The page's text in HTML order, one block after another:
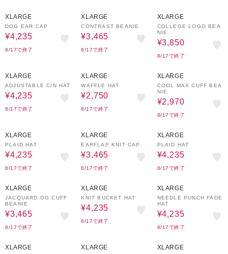
XLARGE
DOG EAR CAP
¥4,235
8/17で終了
XLARGE
CONTRAST BEANIE
¥3,465
8/17で終了
XLARGE
COLLEGE LOGO BEA
NIE
¥3,850
8/17で終了
XLARGE
ADJUSTABLE C/N HAT
¥4,235
8/17で終了
XLARGE
WAFFLE HAT
¥2,750
8/17で終了
XLARGE
COOL MAX CUFF BEA
NIE
¥2,970
8/17で終了
XLARGE
PLAID HAT
¥4,235
8/17で終了
XLARGE
EARFLAP KNIT CAP
¥3,465
8/17で終了
XLARGE
PLAID HAT
¥4,235
8/17で終了
XLARGE
JACQUARD OG CUFF
BEANIE
¥3,465
8/17で終了
XLARGE
KNIT BUCKET HAT
¥4,235
8/17で終了
XLARGE
NEEDLE PUNCH FADE
HAT
¥4,235
8/17で終了
XLARGE XLARGE XLARGE